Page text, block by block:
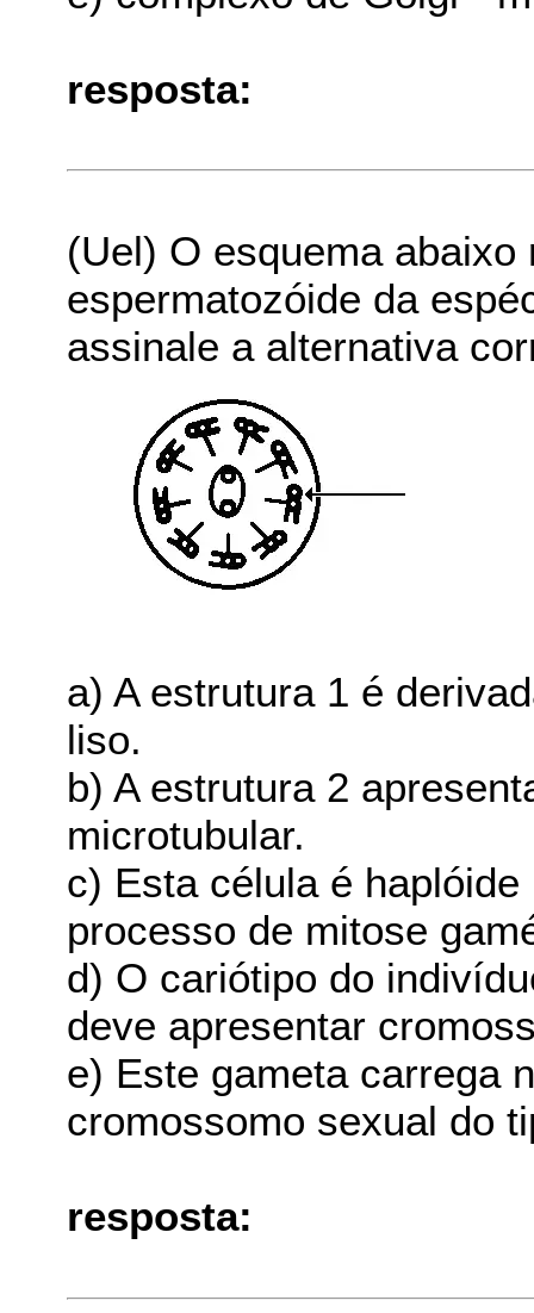
resposta:
(Uel) O esquema abaixo
espermatozóide da
assinale a alternativa
a) A estrutura 1 é
liso.
b) A estrutura 2
microtubular.
c) Esta célula é
processo de mitose
d) O cariótipo do
deve apresentar
e) Este gameta carrega
cromossomo sexual do
resposta: